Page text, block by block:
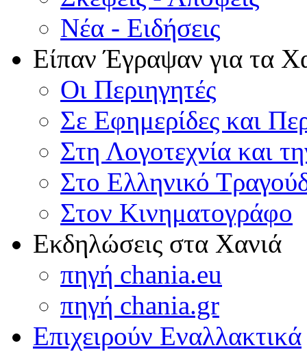
Νέα - Ειδήσεις
Είπαν Έγραψαν για τα
Οι Περιηγητές
Σε Εφημερίδες και
Στη Λογοτεχνία και
Στο Ελληνικό
Στον Κινηματογράφο
Εκδηλώσεις στα Χανιά
πηγή chania.eu
πηγή chania.gr
Επιχειρούν Εναλλακτικά